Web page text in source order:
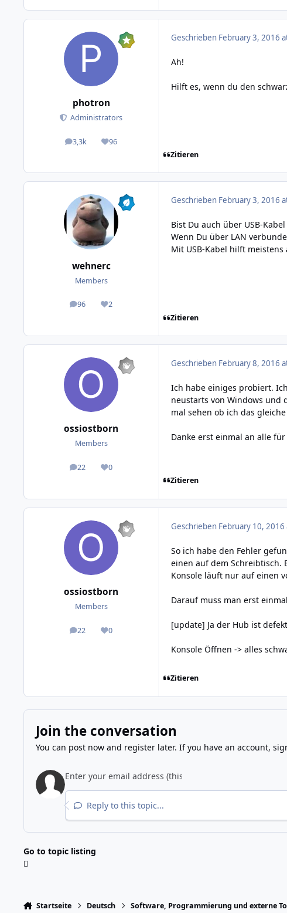
photron
Administrators
3,3k
posts 96
Reputation
Geschrieben February 3, 2016
Ah!
Hilft es, wenn du den
Zitieren
wehnerc
Members
96
posts 2
Reputation
Geschrieben February 3, 2016
Bist Du auch über USB-
Wenn Du über LAN
Mit USB-Kabel hilft
Zitieren
ossiostborn
Members
22
posts 0
Reputation
Geschrieben February 8, 2016
Ich habe einiges probiert.
neustarts von Windows und
mal sehen ob ich das
Danke erst einmal an alle
Zitieren
ossiostborn
Members
22
posts 0
Reputation
Geschrieben February 10, 2016
So ich habe den Fehler
einen auf dem Schreibtisch.
Konsole läuft nur auf einen
Darauf muss man erst
[update] Ja der Hub ist
Konsole Öffnen -> alles
Zitieren
Join the conversation
You can post now and register later. If you have an account,
Reply to this topic...
Go to topic listing
Startseite Deutsch Software, Programmierung und externe